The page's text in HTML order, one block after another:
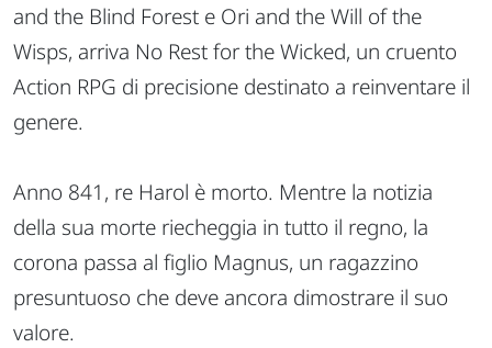
and the Blind Forest e Ori and the Will of the
Wisps, arriva No Rest for the Wicked, un cruento
Action RPG di precisione destinato a reinventare il
genere.
Anno 841, re Harol è morto. Mentre la notizia
della sua morte riecheggia in tutto il regno, la
corona passa al figlio Magnus, un ragazzino
presuntuoso che deve ancora dimostrare il suo
valore.